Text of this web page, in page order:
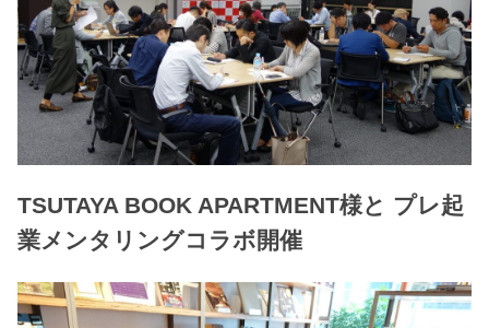
TSUTAYA BOOK APARTMENT様と プレ起
業メンタリングコラボ開催